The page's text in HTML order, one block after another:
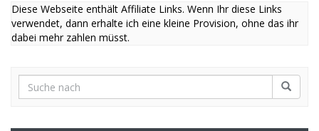
Diese Webseite enthält Affiliate Links. Wenn Ihr diese Links
verwendet, dann erhalte ich eine kleine Provision, ohne das ihr
dabei mehr zahlen müsst.